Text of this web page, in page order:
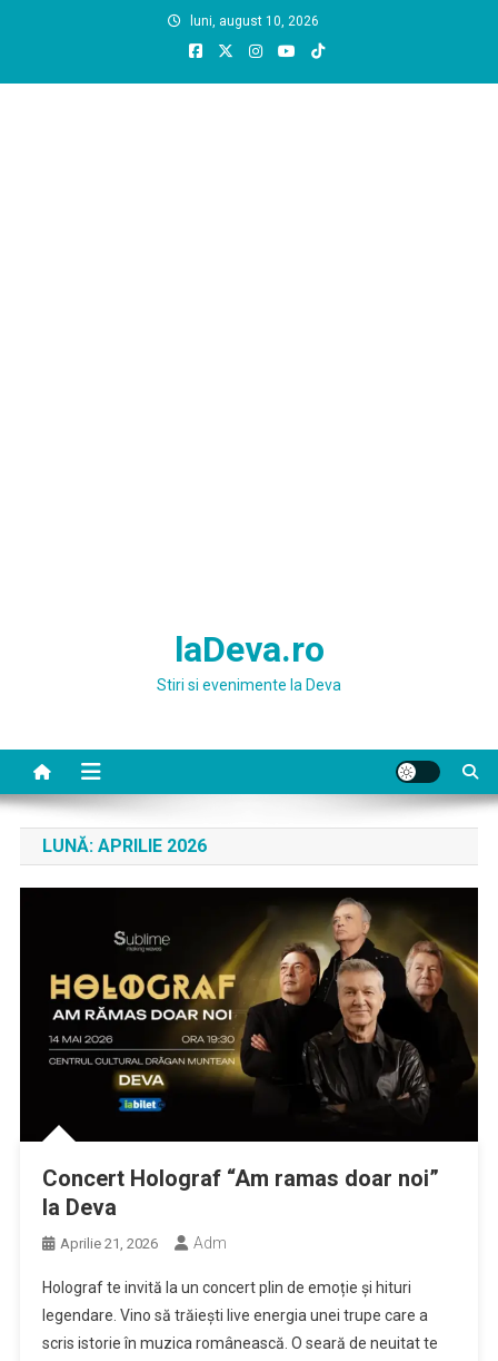
luni, august 10, 2026
laDeva.ro
Stiri si evenimente la Deva
LUNĂ: APRILIE 2026
Concert Holograf “Am ramas doar noi”
la Deva
Aprilie 21, 2026 Adm
Holograf te invită la un concert plin de emoție și hituri
legendare. Vino să trăiești live energia unei trupe care a
scris istorie în muzica românească. O seară de neuitat te